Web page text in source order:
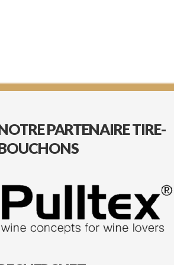
PARTENAIRE TIRE-